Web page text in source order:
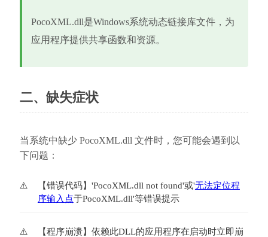
PocoXML.dll是Windows系统动态链接库文件，为
应用程序提供共享函数和资源。
二、缺失症状
当系统中缺少 PocoXML.dll 文件时，您可能会遇到以
下问题：
【错误代码】'PocoXML.dll not found'或'无法定位程
序输入点于PocoXML.dll'等错误提示
【程序崩溃】依赖此DLL的应用程序在启动时立即崩